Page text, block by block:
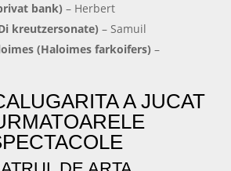
bank) – Herbert
kreutzersonate) – Samuil
(Haloimes farkoifers) –
A JUCAT